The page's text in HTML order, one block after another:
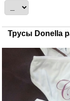
Трусы Donella